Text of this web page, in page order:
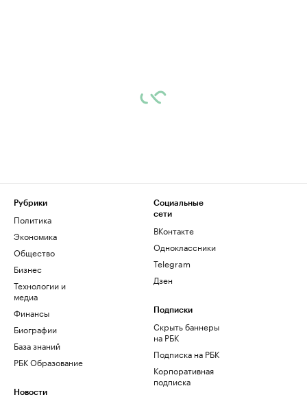
Рубрики
Политика
Экономика
Общество
Бизнес
Технологии и
медиа
Финансы
Биографии
База знаний
РБК Образование
Новости
Социальные
сети
ВКонтакте
Одноклассники
Telegram
Дзен
Подписки
Скрыть баннеры
на РБК
Подписка на РБК
Корпоративная
подписка